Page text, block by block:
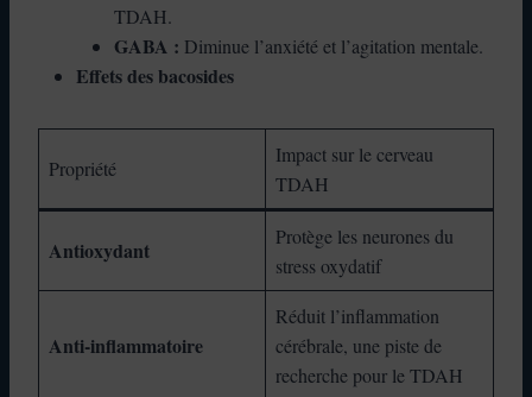
TDAH.
GABA : Diminue l’anxiété et l’agitation mentale.
Effets des bacosides
Propriété
Impact sur le cerveau
TDAH
Antioxydant
Protège les neurones du
stress oxydatif
Anti-inflammatoire
Réduit l’inflammation
cérébrale, une piste de
recherche pour le TDAH